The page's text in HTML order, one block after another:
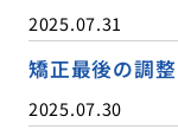
2025.07.31
矯正最後の調
2025.07.30